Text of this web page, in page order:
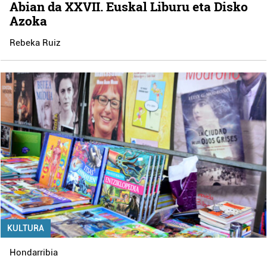
Abian da XXVII. Euskal Liburu eta Disko
Azoka
Rebeka Ruiz
KULTURA
Hondarribia